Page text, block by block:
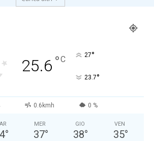
25.6 °C 27°
23.7°
0.6kmh 0 %
°
MER
37°
GIO
38°
VEN
35°